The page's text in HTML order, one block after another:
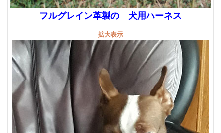
フルグレイン革製の 犬用ハーネス
拡大表示